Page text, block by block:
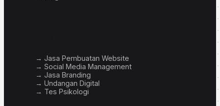
→ Jasa Pembuatan Website
→ Social Media Management
→ Jasa Branding
→ Undangan Digital
→ Tes Psikologi